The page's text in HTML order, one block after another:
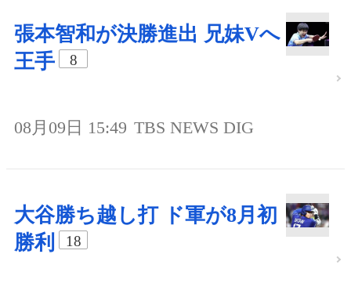
張本智和が決勝進出 兄妹Vへ
王手
8
08月09日 15:49 TBS NEWS DIG
大谷勝ち越し打 ド軍が8月初
勝利
18